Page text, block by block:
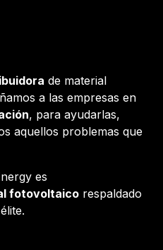
de material
a las empresas en
, para ayudarlas,
aquellos problemas que
es
fotovoltaico respaldado